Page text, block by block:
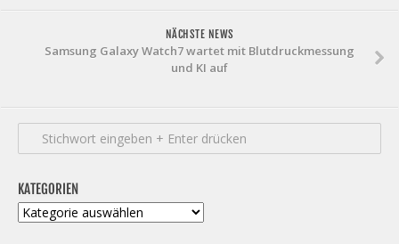
NÄCHSTE NEWS
Samsung Galaxy Watch7 wartet mit Blutdruckmessung
und KI auf
KATEGORIEN
Kategorien